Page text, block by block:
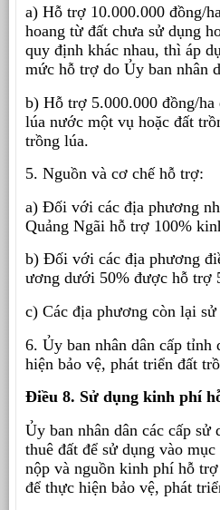
a) Hỗ trợ 10.000.000 đồng/
hoang từ đất chưa sử dụng
quy định khác nhau, thì áp
mức hỗ trợ do Ủy ban nhân
b) Hỗ trợ 5.000.000 đồng/
lúa nước một vụ hoặc đất
trồng lúa.
5. Nguồn và cơ chế hỗ trợ:
a) Đối với các địa phương
Quảng Ngãi hỗ trợ 100%
b) Đối với các địa phương
ương dưới 50% được hỗ trợ
c) Các địa phương còn lại
6. Ủy ban nhân dân cấp tỉnh
hiện bảo vệ, phát triển đất
Điều 8. Sử dụng kinh phí
Ủy ban nhân dân các cấp
thuê đất để sử dụng vào
nộp và nguồn kinh phí hỗ
để thực hiện bảo vệ, phát